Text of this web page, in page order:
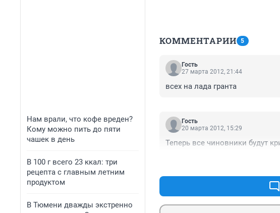
Нам врали, что кофе вреден?
Кому можно пить до пяти
чашек в день
В 100 г всего 23 ккал: три
рецепта с главным летним
продуктом
В Тюмени дважды экстренно
КОММЕНТАРИИ 5
Гость
27 марта 2012, 21:44
всех на лада гранта
Гость
20 марта 2012, 15:29
Теперь все чиновники будут